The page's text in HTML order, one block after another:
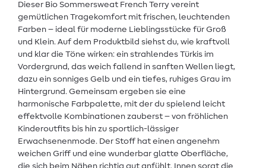
Dieser Bio Sommersweat French Terry vereint
gemütlichen Tragekomfort mit frischen, leuchtenden
Farben – ideal für moderne Lieblingsstücke für Groß
und Klein. Auf dem Produktbild siehst du, wie kraftvoll
und klar die Töne wirken: ein strahlendes Türkis im
Vordergrund, das weich fallend in sanften Wellen liegt,
dazu ein sonniges Gelb und ein tiefes, ruhiges Grau im
Hintergrund. Gemeinsam ergeben sie eine
harmonische Farbpalette, mit der du spielend leicht
effektvolle Kombinationen zauberst – von fröhlichen
Kinderoutfits bis hin zu sportlich-lässiger
Erwachsenenmode. Der Stoff hat einen angenehm
weichen Griff und eine wunderbar glatte Oberfläche,